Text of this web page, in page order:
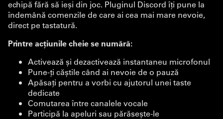
echipă fără să ieși din joc. Pluginul Discord îți pune la
îndemână comenzile de care ai cea mai mare nevoie,
direct pe tastatură.
Printre acțiunile cheie se numără:
Activează și dezactivează instantaneu microfonul
Pune-ți căștile când ai nevoie de o pauză
Apăsați pentru a vorbi cu ajutorul unei taste
dedicate
Comutarea între canalele vocale
Participă la apeluri sau părăsește-le